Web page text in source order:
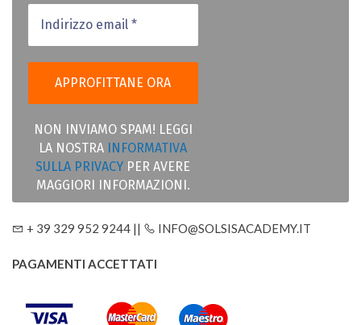
NON INVIAMO SPAM! LEGGI
LA NOSTRA
INFORMATIVA
SULLA PRIVACY PER AVERE
MAGGIORI INFORMAZIONI.
+ 39 329 952 9244 || INFO@SOLSISACADEMY.IT
PAGAMENTI ACCETTATI